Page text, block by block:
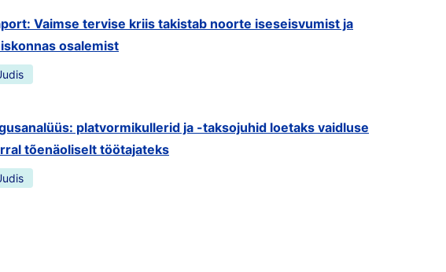
Vaimse tervise kriis takistab noorte iseseisvumist ja
osalemist
platvormikullerid ja -taksojuhid loetaks vaidluse
tõenäoliselt töötajateks